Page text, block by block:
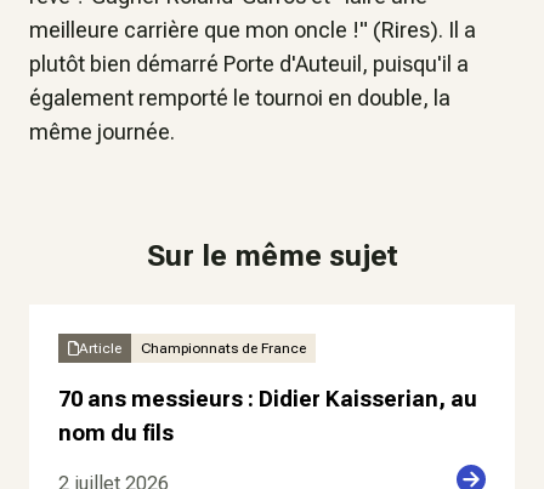
meilleure carrière que mon oncle !" (Rires). Il a
plutôt bien démarré Porte d'Auteuil, puisqu'il a
également remporté le tournoi en double, la
même journée.
Sur le même sujet
Article Championnats de France
70 ans messieurs : Didier Kaisserian, au
nom du fils
2 juillet 2026